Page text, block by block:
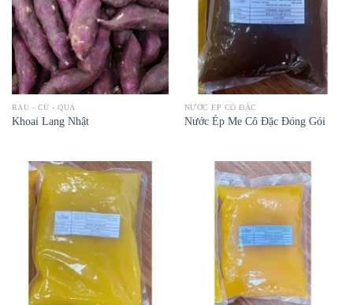
RAU - CỦ - QUẢ
Khoai Lang Nhật
NƯỚC ÉP CÔ ĐẶC
Nước Ép Me Cô Đặc Đóng Gói